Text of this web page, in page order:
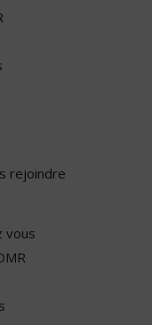
rejoindre
vous